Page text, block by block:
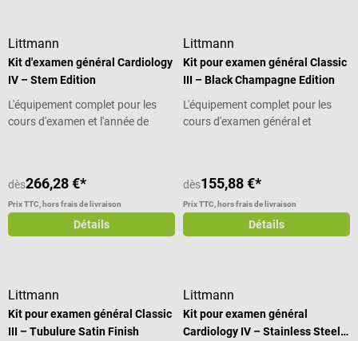
Littmann
Kit d'examen général Cardiology
IV – Stem Edition
L'équipement complet pour les
cours d'examen et l'année de
dès266,28 €*
Prix TTC, hors frais de livraison
Détails
Littmann
Kit pour examen général Classic
III – Black Champagne Edition
L'équipement complet pour les
cours d'examen général et
dès155,88 €*
Prix TTC, hors frais de livraison
Détails
Littmann
Kit pour examen général Classic
III – Tubulure Satin Finish
Littmann
Kit pour examen général
Cardiology IV – Stainless Steel